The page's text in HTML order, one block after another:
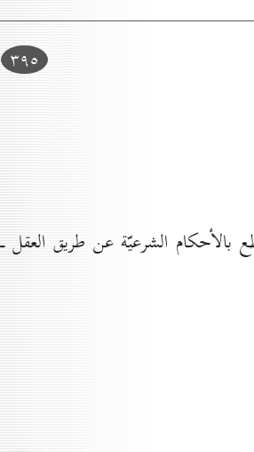
۳۹٥
بالأحكام الشرعيّة عن طريق العقل ـ